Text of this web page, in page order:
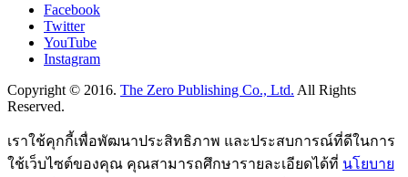
Facebook
Twitter
YouTube
Instagram
Copyright © 2016. The Zero Publishing Co., Ltd. All Rights
Reserved.
เราใช้คุกกี้เพื่อพัฒนาประสิทธิภาพ และประสบการณ์ที่ดีในการ
ใช้เว็บไซต์ของคุณ คุณสามารถศึกษารายละเอียดได้ที่ นโยบาย